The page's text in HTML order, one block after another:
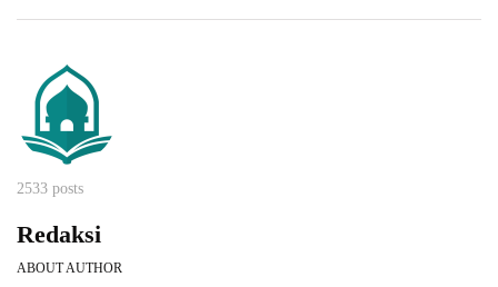
2533 posts
Redaksi
ABOUT AUTHOR